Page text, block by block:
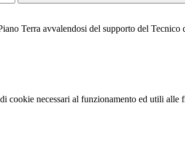
Terra avvalendosi del supporto del
cookie necessari al funzionamento ed utili alle